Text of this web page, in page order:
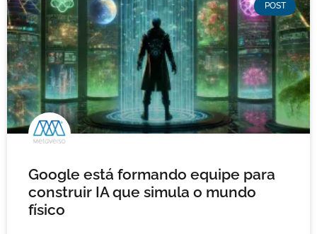
POST
Google está formando equipe para
construir IA que simula o mundo
físico